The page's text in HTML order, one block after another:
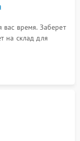
время. Заберет
на склад для